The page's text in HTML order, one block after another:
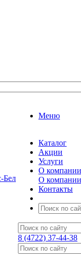
Меню
Каталог
Акции
Услуги
О компании
О компании
Контакты
8 (4722) 37-44-38